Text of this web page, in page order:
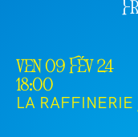
ven 09 Fév 24
18:00
LA